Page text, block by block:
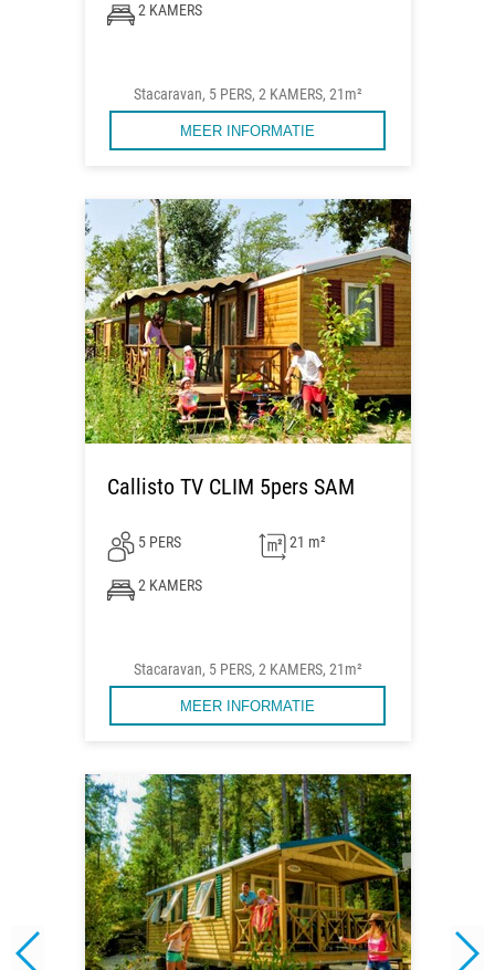
2 KAMERS
Stacaravan, 5 PERS, 2 KAMERS, 21m²
MEER INFORMATIE
Callisto TV CLIM 5pers SAM
5 PERS 21 m²
2 KAMERS
Stacaravan, 5 PERS, 2 KAMERS, 21m²
MEER INFORMATIE